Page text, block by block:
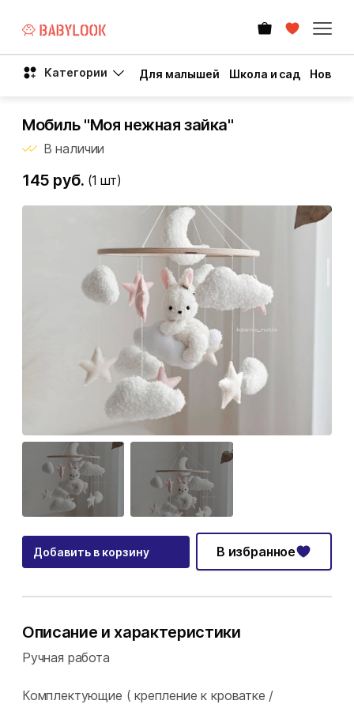
Категории Для малышей Школа и сад Новый
Мобиль "Моя нежная зайка"
В наличии
145 руб. (1 шт)
Добавить в корзину В избранное
Описание и характеристики
Ручная работа
Комплектующие ( крепление к кроватке /